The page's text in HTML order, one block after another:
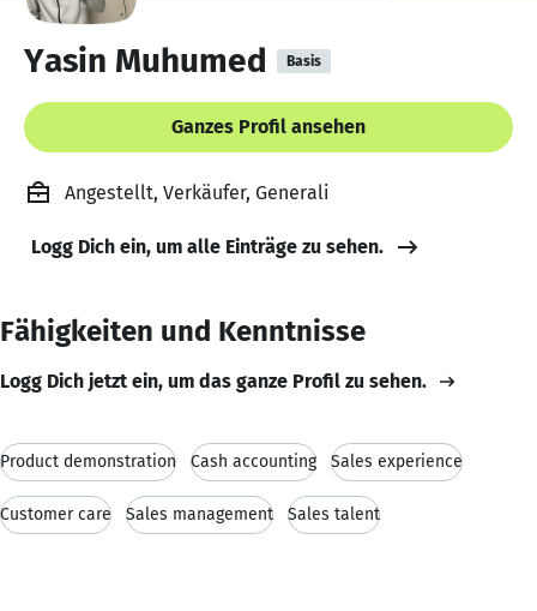
Yasin Muhumed Basis
Ganzes Profil ansehen
Angestellt, Verkäufer, Generali
Logg Dich ein, um alle Einträge zu sehen.
Fähigkeiten und Kenntnisse
Logg Dich jetzt ein, um das ganze Profil zu sehen.
Product demonstration Cash accounting Sales experience
Customer care Sales management Sales talent